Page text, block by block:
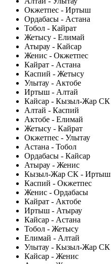
Окжетпес - Иртыш
Ордабасы - Астана
Тобол - Кайрат
Жетысу - Елимай
Атырау - Кайсар
Женис - Окжетпес
Кайрат - Астана
Каспий - Жетысу
Улытау - Актобе
Иртыш - Алтай
Кайсар - Кызыл-Жар СК
Алтай - Каспий
Актобе - Елимай
Жетысу - Кайрат
Окжетпес - Улытау
Астана - Тобол
Ордабасы - Кайсар
Атырау - Женис
Кызыл-Жар СК - Иртыш
Каспий - Окжетпес
Женис - Ордабасы
Кайрат - Актобе
Иртыш - Атырау
Кайсар - Астана
Тобол - Жетысу
Елимай - Алтай
Улытау - Кызыл-Жар СК
Кайсар - Женис